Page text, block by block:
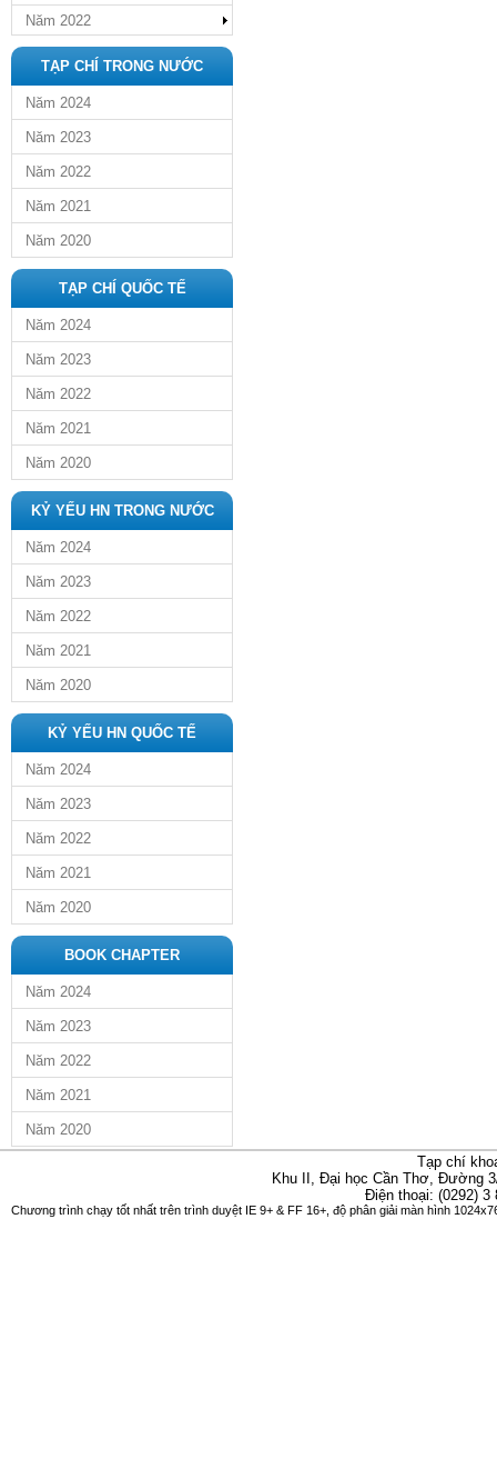
Năm 2022
TẠP CHÍ TRONG NƯỚC
Năm 2024
Năm 2023
Năm 2022
Năm 2021
Năm 2020
TẠP CHÍ QUỐC TẾ
Năm 2024
Năm 2023
Năm 2022
Năm 2021
Năm 2020
KỶ YẾU HN TRONG NƯỚC
Năm 2024
Năm 2023
Năm 2022
Năm 2021
Năm 2020
KỶ YẾU HN QUỐC TẾ
Năm 2024
Năm 2023
Năm 2022
Năm 2021
Năm 2020
BOOK CHAPTER
Năm 2024
Năm 2023
Năm 2022
Năm 2021
Năm 2020
Tạp chí
Khu II, Đại học Cần Thơ, Đường
Điện thoại: (0292)
Chương trình chạy tốt nhất trên trình duyệt IE 9+ & FF 16+, độ phân giải màn hình